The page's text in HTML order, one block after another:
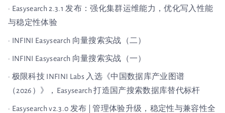
· Easysearch 2.3.1 发布：强化集群运维能力，优化写入性能
与稳定性体验
· INFINI Easysearch 向量搜索实战（二）
· INFINI Easysearch 向量搜索实战（一）
· 极限科技 INFINI Labs 入选《中国数据库产业图谱
（2026）》，Easysearch 打造国产搜索数据库替代标杆
· Easysearch v2.3.0 发布 | 管理体验升级，稳定性与兼容性全